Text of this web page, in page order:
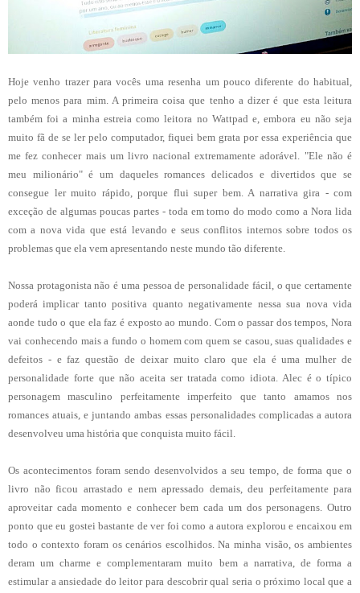
Hoje venho trazer para vocês uma resenha um pouco diferente do habitual,
pelo menos para mim. A primeira coisa que tenho a dizer é que esta leitura
também foi a minha estreia como leitora no Wattpad e, embora eu não seja
muito fã de se ler pelo computador, fiquei bem grata por essa experiência que
me fez conhecer mais um livro nacional extremamente adorável. "Ele não é
meu milionário" é um daqueles romances delicados e divertidos que se
consegue ler muito rápido, porque flui super bem. A narrativa gira - com
exceção de algumas poucas partes - toda em torno do modo como a Nora lida
com a nova vida que está levando e seus conflitos internos sobre todos os
problemas que ela vem apresentando neste mundo tão diferente.
Nossa protagonista não é uma pessoa de personalidade fácil, o que certamente
poderá implicar tanto positiva quanto negativamente nessa sua nova vida
aonde tudo o que ela faz é exposto ao mundo. Com o passar dos tempos, Nora
vai conhecendo mais a fundo o homem com quem se casou, suas qualidades e
defeitos - e faz questão de deixar muito claro que ela é uma mulher de
personalidade forte que não aceita ser tratada como idiota. Alec é o típico
personagem masculino perfeitamente imperfeito que tanto amamos nos
romances atuais, e juntando ambas essas personalidades complicadas a autora
desenvolveu uma história que conquista muito fácil.
Os acontecimentos foram sendo desenvolvidos a seu tempo, de forma que o
livro não ficou arrastado e nem apressado demais, deu perfeitamente para
aproveitar cada momento e conhecer bem cada um dos personagens. Outro
ponto que eu gostei bastante de ver foi como a autora explorou e encaixou em
todo o contexto foram os cenários escolhidos. Na minha visão, os ambientes
deram um charme e complementaram muito bem a narrativa, de forma a
estimular a ansiedade do leitor para descobrir qual seria o próximo local que a